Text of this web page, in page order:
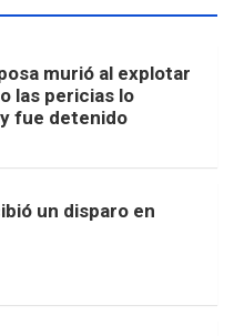
murió al explotar
las pericias lo
fue detenido
un disparo en